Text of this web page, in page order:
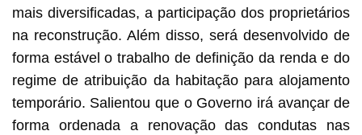
mais diversificadas, a participação dos proprietários
na reconstrução. Além disso, será desenvolvido de
forma estável o trabalho de definição da renda e do
regime de atribuição da habitação para alojamento
temporário. Salientou que o Governo irá avançar de
forma ordenada a renovação das condutas nas